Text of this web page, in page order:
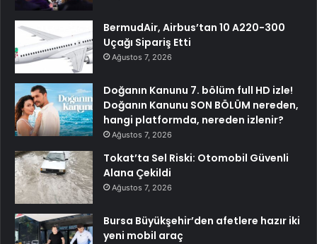
BermudAir, Airbus’tan 10 A220-300
Uçağı Sipariş Etti
Ağustos 7, 2026
Doğanın Kanunu 7. bölüm full HD izle!
Doğanın Kanunu SON BÖLÜM nereden,
hangi platformda, nereden izlenir?
Ağustos 7, 2026
Tokat’ta Sel Riski: Otomobil Güvenli
Alana Çekildi
Ağustos 7, 2026
Bursa Büyükşehir’den afetlere hazır iki
yeni mobil araç